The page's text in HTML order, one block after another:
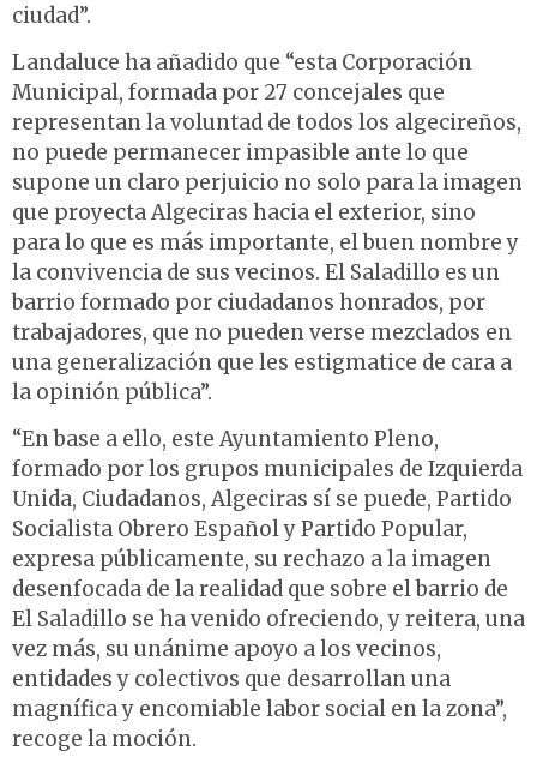
ciudad”.
Landaluce ha añadido que “esta Corporación
Municipal, formada por 27 concejales que
representan la voluntad de todos los algecireños,
no puede permanecer impasible ante lo que
supone un claro perjuicio no solo para la imagen
que proyecta Algeciras hacia el exterior, sino
para lo que es más importante, el buen nombre y
la convivencia de sus vecinos. El Saladillo es un
barrio formado por ciudadanos honrados, por
trabajadores, que no pueden verse mezclados en
una generalización que les estigmatice de cara a
la opinión pública”.
“En base a ello, este Ayuntamiento Pleno,
formado por los grupos municipales de Izquierda
Unida, Ciudadanos, Algeciras sí se puede, Partido
Socialista Obrero Español y Partido Popular,
expresa públicamente, su rechazo a la imagen
desenfocada de la realidad que sobre el barrio de
El Saladillo se ha venido ofreciendo, y reitera, una
vez más, su unánime apoyo a los vecinos,
entidades y colectivos que desarrollan una
magnífica y encomiable labor social en la zona”,
recoge la moción.